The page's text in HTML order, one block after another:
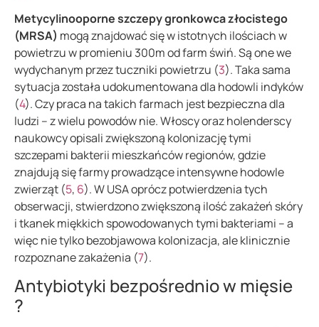
Metycylinooporne szczepy gronkowca złocistego
(MRSA) mogą znajdować się w istotnych ilościach w
powietrzu w promieniu 300m od farm świń. Są one we
wydychanym przez tuczniki powietrzu (3). Taka sama
sytuacja została udokumentowana dla hodowli indyków
(4). Czy praca na takich farmach jest bezpieczna dla
ludzi – z wielu powodów nie. Włoscy oraz holenderscy
naukowcy opisali zwiększoną kolonizację tymi
szczepami bakterii mieszkańców regionów, gdzie
znajdują się farmy prowadzące intensywne hodowle
zwierząt (5, 6). W USA oprócz potwierdzenia tych
obserwacji, stwierdzono zwiększoną ilość zakażeń skóry
i tkanek miękkich spowodowanych tymi bakteriami – a
więc nie tylko bezobjawowa kolonizacja, ale klinicznie
rozpoznane zakażenia (7).
Antybiotyki bezpośrednio w mięsie
?